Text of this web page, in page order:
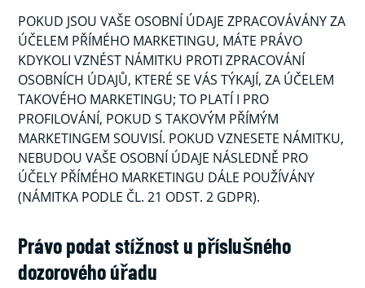
POKUD JSOU VAŠE OSOBNÍ ÚDAJE ZPRACOVÁVÁNY ZA
ÚČELEM PŘÍMÉHO MARKETINGU, MÁTE PRÁVO
KDYKOLI VZNÉST NÁMITKU PROTI ZPRACOVÁNÍ
OSOBNÍCH ÚDAJŮ, KTERÉ SE VÁS TÝKAJÍ, ZA ÚČELEM
TAKOVÉHO MARKETINGU; TO PLATÍ I PRO
PROFILOVÁNÍ, POKUD S TAKOVÝM PŘÍMÝM
MARKETINGEM SOUVISÍ. POKUD VZNESETE NÁMITKU,
NEBUDOU VAŠE OSOBNÍ ÚDAJE NÁSLEDNĚ PRO
ÚČELY PŘÍMÉHO MARKETINGU DÁLE POUŽÍVÁNY
(NÁMITKA PODLE ČL. 21 ODST. 2 GDPR).
Právo podat stížnost u příslušného
dozorového úřadu